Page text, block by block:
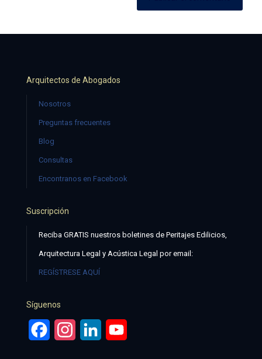
Arquitectos de Abogados
Nosotros
Preguntas frecuentes
Blog
Consultas
Encontranos en Facebook
Suscripción
Reciba GRATIS nuestros boletines de Peritajes Edilicios,
Arquitectura Legal y Acústica Legal por email:
REGÍSTRESE AQUÍ
Síguenos
FacebookInstagramLinkedIn